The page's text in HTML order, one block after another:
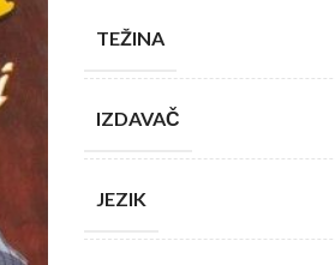
TEŽINA
IZDAVAČ
JEZIK